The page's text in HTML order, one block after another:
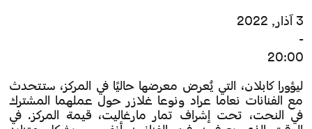
ليؤورا كابلان، التي يُعرض معرضها حاليًا في المركز، ستتحدث
مع الفنانات نعاما عراد ونوعا غلازر حول عملهما المشترك
في النحت، تحت إشراف تمار مارغاليت، قيمة المركز. في
3 آذار, 2022
-
20:00